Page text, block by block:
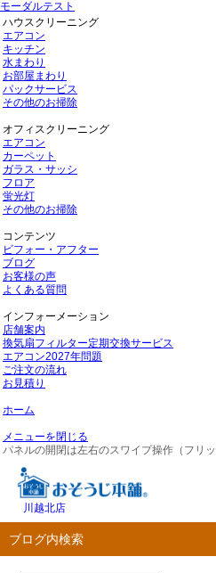
モーダルテスト
ハウスクリーニング
エアコン
キッチン
水まわり
お部屋まわり
パックサービス
その他のお掃除
オフィスクリーニング
エアコン
カーペット
ガラス・サッシ
フロア
蛍光灯
その他のお掃除
コンテンツ
ビフォー・アフター
ブログ
お客様の声
よくある質問
インフォーメーション
店舗案内
換気扇フィルター定期交換サービス
エアコン2027年問題
ご注文の流れ
お見積り
ホーム
メニューを閉じる
パネルの開閉は左右のスワイプ操作（フリ
川越北店
ブログ内検索